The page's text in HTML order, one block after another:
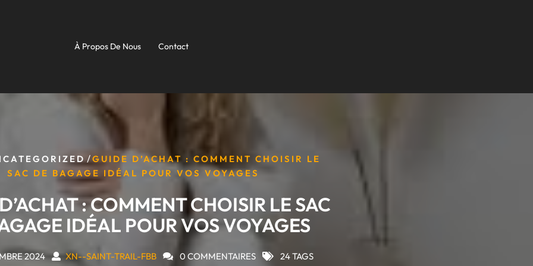
À Propos De Nous Contact
/GUIDE D’ACHAT : COMMENT CHOISIR LE
SAC DE BAGAGE IDÉAL POUR VOS VOYAGES
: COMMENT CHOISIR LE SAC
IDÉAL POUR VOS VOYAGES
2024 XN--SAINT-TRAIL-FBB 0 COMMENTAIRES 24 TAGS